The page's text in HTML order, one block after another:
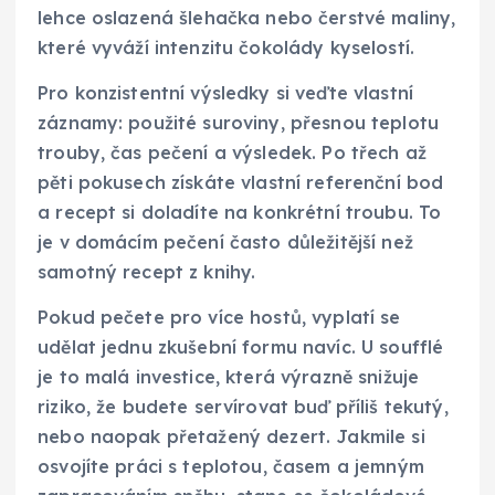
lehce oslazená šlehačka nebo čerstvé maliny,
které vyváží intenzitu čokolády kyselostí.
Pro konzistentní výsledky si veďte vlastní
záznamy: použité suroviny, přesnou teplotu
trouby, čas pečení a výsledek. Po třech až
pěti pokusech získáte vlastní referenční bod
a recept si doladíte na konkrétní troubu. To
je v domácím pečení často důležitější než
samotný recept z knihy.
Pokud pečete pro více hostů, vyplatí se
udělat jednu zkušební formu navíc. U soufflé
je to malá investice, která výrazně snižuje
riziko, že budete servírovat buď příliš tekutý,
nebo naopak přetažený dezert. Jakmile si
osvojíte práci s teplotou, časem a jemným